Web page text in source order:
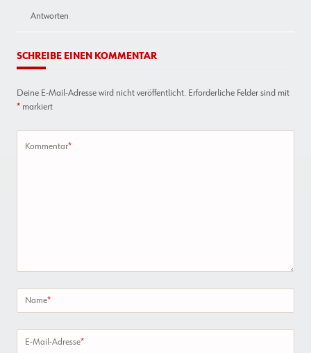
Antworten
SCHREIBE EINEN KOMMENTAR
Deine E-Mail-Adresse wird nicht veröffentlicht. Erforderliche Felder sind mit
* markiert
Kommentar*
Name*
E-Mail-Adresse*